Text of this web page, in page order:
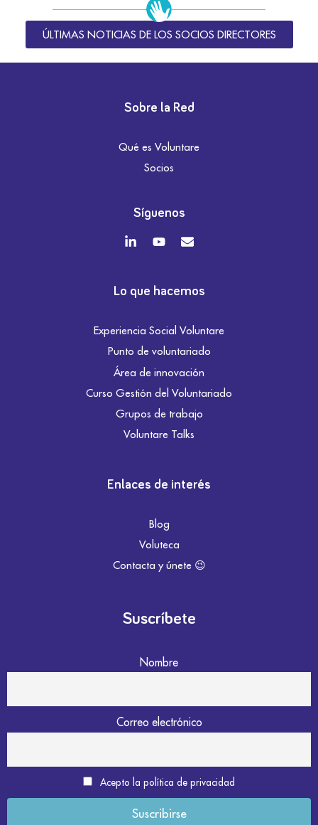
ÚLTIMAS NOTICIAS DE LOS SOCIOS DIRECTORES
Sobre la Red
Qué es Voluntare
Socios
Síguenos
Lo que hacemos
Experiencia Social Voluntare
Punto de voluntariado
Área de innovación
Curso Gestión del Voluntariado
Grupos de trabajo
Voluntare Talks
Enlaces de interés
Blog
Voluteca
Contacta y únete 😉
Suscríbete
Nombre
Correo electrónico
Acepto la política de privacidad